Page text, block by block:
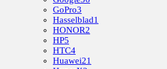
GoPro3
Hasselblad1
HONOR2
HP5
HTC4
Huawei21